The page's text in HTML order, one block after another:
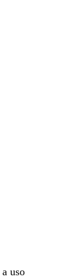
a uso